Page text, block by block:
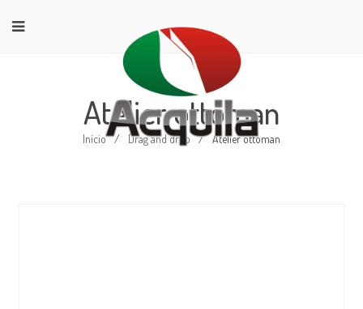
Atelier ottoman
Início / Drag and drop / Atelier ottoman